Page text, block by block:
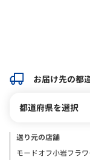
お届け先の都
都道府県を選択
送り元の店舗
モードオフ小岩フラ